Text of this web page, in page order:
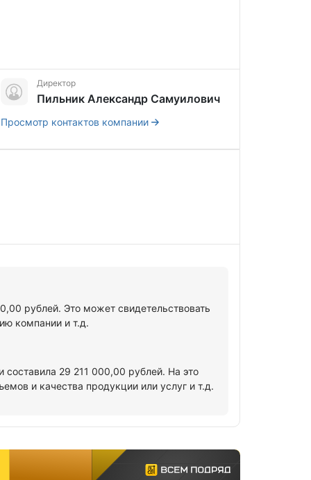
Директор
Пильник Александр Самуилович
Просмотр контактов компании
рублей. Это может свидетельствовать
компании и т.д.
29 211 000,00 рублей. На это
и качества продукции или услуг и т.д.